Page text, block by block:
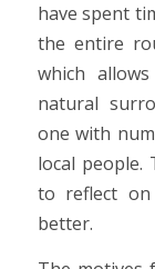
have spent
the entire
which
natural
one with
local people.
to reflect
better.